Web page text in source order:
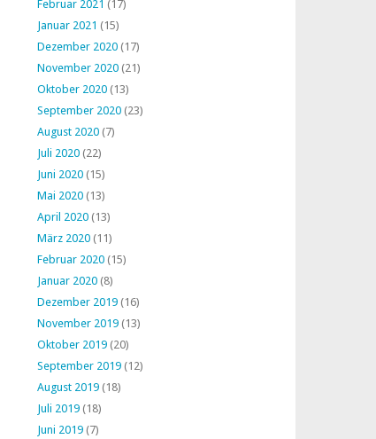
Februar 2021 (17)
Januar 2021 (15)
Dezember 2020 (17)
November 2020 (21)
Oktober 2020 (13)
September 2020 (23)
August 2020 (7)
Juli 2020 (22)
Juni 2020 (15)
Mai 2020 (13)
April 2020 (13)
März 2020 (11)
Februar 2020 (15)
Januar 2020 (8)
Dezember 2019 (16)
November 2019 (13)
Oktober 2019 (20)
September 2019 (12)
August 2019 (18)
Juli 2019 (18)
Juni 2019 (7)